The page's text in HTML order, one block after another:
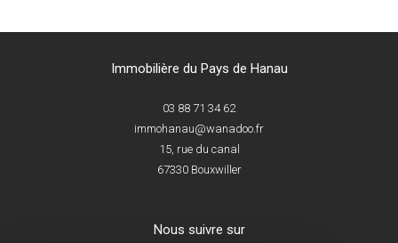
Immobilière du Pays de Hanau
03 88 71 34 62
immohanau@wanadoo.fr
15, rue du canal
67330
Bouxwiller
nous suivre sur